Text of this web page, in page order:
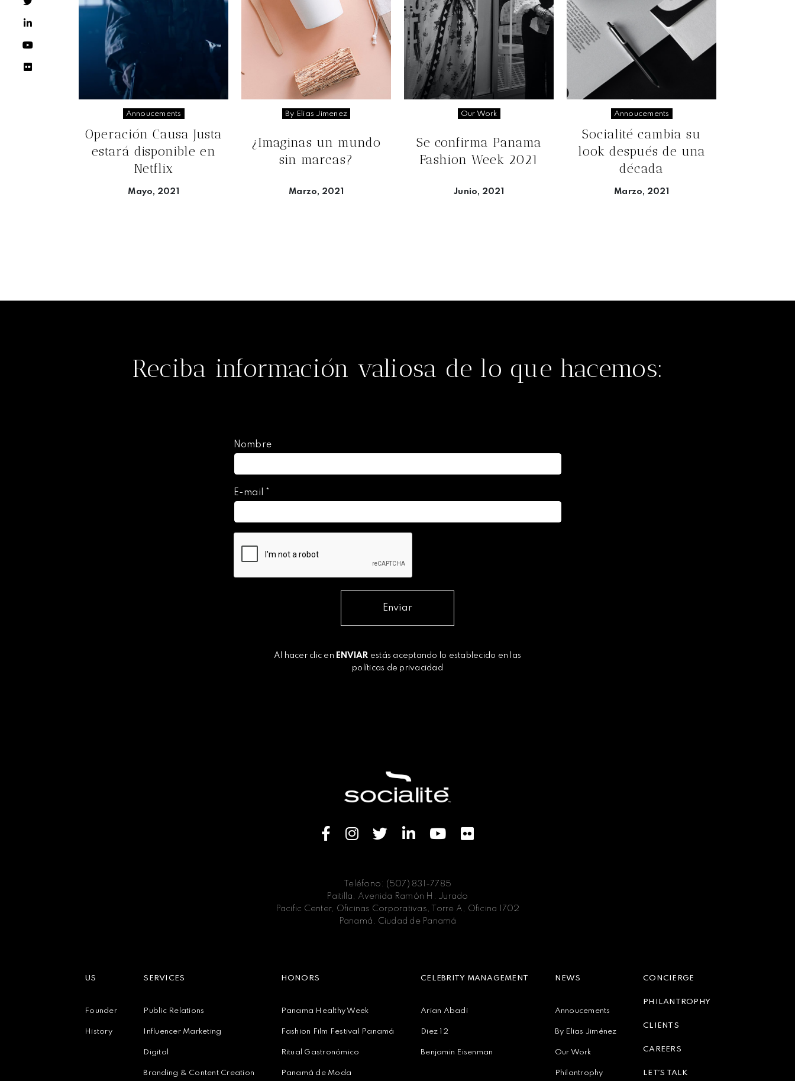
Annoucements
Operación Causa Justa
estará disponible en
Netflix
Mayo, 2021
By Elias Jimenez
¿Imaginas un mundo
sin marcas?
Marzo, 2021
Our Work
Se confirma Panama
Fashion Week 2021
Junio, 2021
Annoucements
Socialité cambia su
look después de una
década
Marzo, 2021
Reciba información valiosa de lo que hacemos:
Nombre
E-mail *
Enviar
Al hacer clic en ENVIAR estás aceptando lo establecido en las
políticas de privacidad
Teléfono: (507) 831-7785
Paitilla, Avenida Ramón H. Jurado
Pacific Center, Oficinas Corporativas, Torre A, Oficina 1702
Panamá, Ciudad de Panamá
US
Founder
History
SERVICES
Public Relations
Influencer Marketing
Digital
Branding & Content Creation
HONORS
Panama Healthy Week
Fashion Film Festival Panamá
Ritual Gastronómico
Panamá de Moda
CELEBRITY MANAGEMENT
Arian Abadi
Diez 12
Benjamin Eisenman
NEWS
Annoucements
By Elias Jiménez
Our Work
Philantrophy
CONCIERGE
PHILANTROPHY
CLIENTS
CAREERS
LET´S TALK